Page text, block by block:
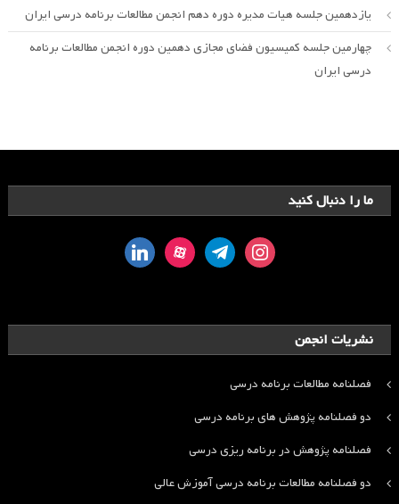
یازدهمین جلسه هیات مدیره دوره دهم انجمن مطالعات برنامه درسی ایران
چهارمین جلسه کمیسیون فضای مجازی دهمین دوره انجمن مطالعات برنامه
درسی ایران
ما را دنبال کنید
instagram
telegram
aparat
linkedin
نشریات انجمن
فصلنامه مطالعات برنامه درسی
دو فصلنامه پژوهش های برنامه درسی
فصلنامه پژوهش در برنامه ریزی درسی
دو فصلنامه مطالعات برنامه درسی آموزش عالی